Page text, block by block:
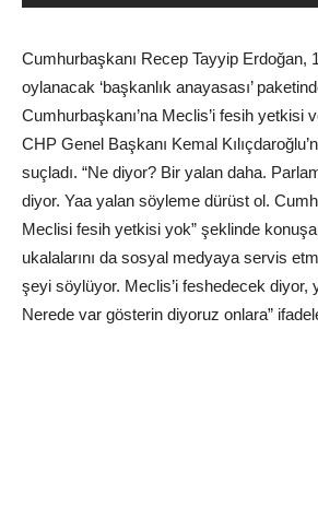
Cumhurbaşkanı Recep Tayyip Erdoğan,
oylanacak ‘başkanlık anayasası’
Cumhurbaşkanı’na Meclis’i fesih yetkisi
CHP Genel Başkanı Kemal
suçladı. “Ne diyor? Bir yalan daha.
diyor. Yaa yalan söyleme dürüst ol.
Meclisi fesih yetkisi yok” şeklinde
ukalalarını da sosyal medyaya servis
şeyi söylüyor. Meclis’i feshedecek diyor,
Nerede var gösterin diyoruz onlara”